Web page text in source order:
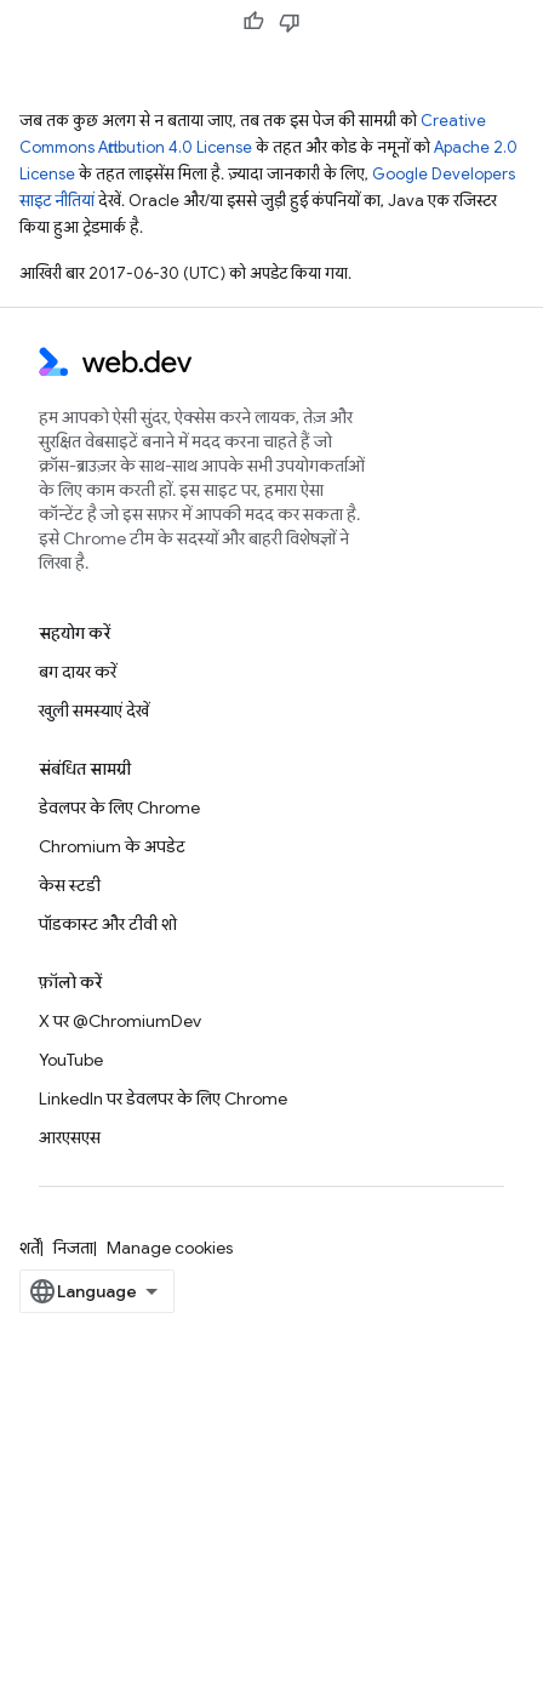
जब तक कुछ अलग से न बताया जाए, तब तक इस पेज की सामग्री कोCreative
Commons Attribution 4.0 Licenseके तहत और कोड के नमूनों कोApache 2.0
Licenseके तहत लाइसेंस मिला है. ज़्यादा जानकारी के लिए, Google Developers
साइट नीतियांदेखें. Oracle और/या इससे जुड़ी हुई कंपनियों का, Java एक रजिस्टर
किया हुआ ट्रेडमार्क है.
आखिरी बार 2017-06-30 (UTC) को अपडेट किया गया.
हम आपको ऐसी सुंदर, ऐक्सेस करने लायक, तेज़ और
सुरक्षित वेबसाइटें बनाने में मदद करना चाहते हैं जो
क्रॉस-ब्राउज़र के साथ-साथ आपके सभी उपयोगकर्ताओं
के लिए काम करती हों. इस साइट पर, हमारा ऐसा
कॉन्टेंट है जो इस सफ़र में आपकी मदद कर सकता है.
इसे Chrome टीम के सदस्यों और बाहरी विशेषज्ञों ने
लिखा है.
सहयोग करें
बग दायर करें
खुली समस्याएं देखें
संबंधित सामग्री
डेवलपर के लिए Chrome
Chromium के अपडेट
केस स्टडी
पॉडकास्ट और टीवी शो
फ़ॉलो करें
X पर @ChromiumDev
YouTube
LinkedIn पर डेवलपर के लिए Chrome
आरएसएस
शर्तें निजता Manage cookies